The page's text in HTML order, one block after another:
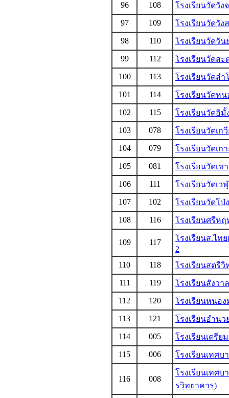
96
108
โรงเรียนวัดวัง
97
109
โรงเรียนวัดวัง
98
110
โรงเรียนวัดวัน
99
112
โรงเรียนวัดส
100
113
โรงเรียนวัดสำ
101
114
โรงเรียนวัดห
102
115
โรงเรียนวัดอิมั้
103
078
โรงเรียนวัดเก
104
079
โรงเรียนวัดเก
105
081
โรงเรียนวัดเข
106
111
โรงเรียนวัดเว
107
102
โรงเรียนวัดโป่ง
108
116 โรงเรียนศรีหฤ
109 117
โรงเรียนส.ไท
2
110
118
โรงเรียนสตรี
111
119
โรงเรียนสังวา
112
120
โรงเรียนหนอ
113
121
โรงเรียนอำน
114
005
โรงเรียนเตรี
115
006 โรงเรียนเทศบ
116 008
โรงเรียนเทศบ
รวิทยาคาร)